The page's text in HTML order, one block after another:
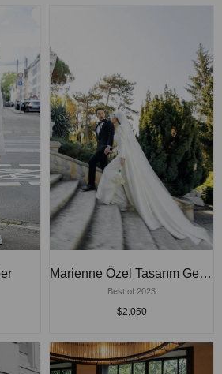
Marienne Özel Tasarım Gelinlik
Best of 2023
$2,050